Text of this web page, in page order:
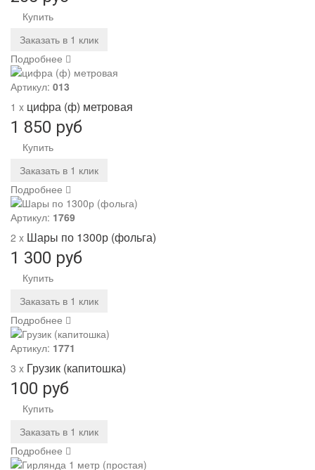
Купить
Заказать в 1 клик
Подробнее
Артикул: 013
1 x цифра (ф) метровая
1 850 руб
Купить
Заказать в 1 клик
Подробнее
Артикул: 1769
2 x Шары по 1300р (фольга)
1 300 руб
Купить
Заказать в 1 клик
Подробнее
Артикул: 1771
3 x Грузик (капитошка)
100 руб
Купить
Заказать в 1 клик
Подробнее